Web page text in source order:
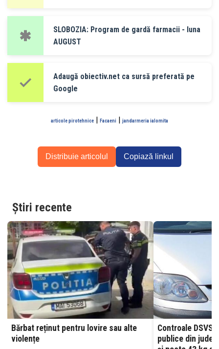
SLOBOZIA: Program de gardă farmacii - luna
AUGUST
Adaugă obiectiv.net ca sursă preferată pe
Google
articole pirotehnice | Facaeni | jandarmeria ialomita
Distribuie articolul Copiază linkul
Știri recente
Bărbat reținut pentru lovire sau alte
violențe
Controale
publice din